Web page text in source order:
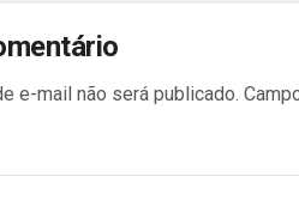
e-mail não será publicado.